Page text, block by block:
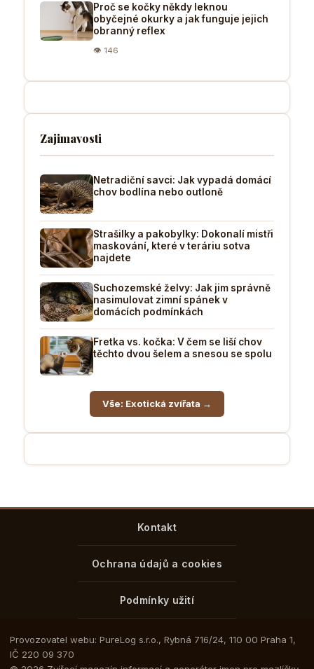
Proč se kočky někdy leknou
obyčejné okurky a jak funguje jejich
obranný reflex
👁 146
Zajimavosti
Netradiční savci: Jak vypadá domácí
chov bodlína nebo outloně
Strašilky a pakobylky: Dokonalí mistři
maskování, které v teráriu sotva
najdete
Suchozemské želvy: Jak jim správně
nasimulovat zimní spánek v
domácích podmínkách
Fretka vs. kočka: V čem se liší chov
těchto dvou šelem a snesou se spolu
Vše: Exotická zvířata →
Kontakt
Ochrana údajů a cookies
Podmínky užití
Provozovatel webu: PureLog s.r.o., Rybná 716/24, 110 00 Praha 1,
IČ 220 09 370